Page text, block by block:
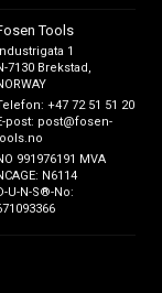
Tools
1
7130 Brekstad,
+47 72 51 51 20
post: post@fosen-
991976191 MVA
N6114
U-N-S®-No: